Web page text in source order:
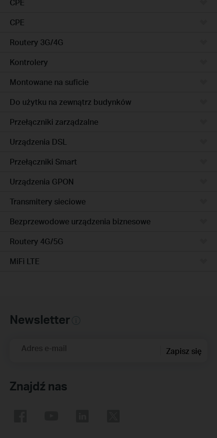
CPE
CPE
Routery 3G/4G
Kontrolery
Montowane na suficie
Do użytku na zewnątrz budynków
Przełączniki zarządzalne
Urządzenia DSL
Przełączniki Smart
Urządzenia GPON
Transmitery sieciowe
Bezprzewodowe urządzenia biznesowe
Routery 4G/5G
MiFi LTE
Newsletter
Adres e-mail Zapisz się
Znajdź nas